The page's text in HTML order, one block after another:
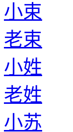
小束
老束
小姓
老姓
小苏